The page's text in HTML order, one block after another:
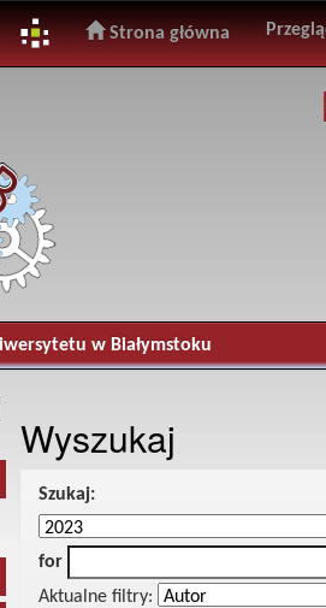
Strona główna
w Białymstoku
Wyszukaj
Szukaj:
for
Aktualne filtry: